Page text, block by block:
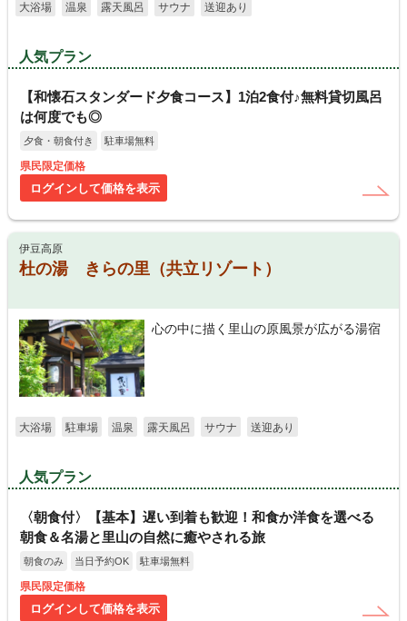
大浴場 温泉 露天風呂 サウナ 送迎あり
人気プラン
【和懐石スタンダード夕食コース】1泊2食付♪無料貸切風呂
は何度でも◎
夕食・朝食付き 駐車場無料
県民限定価格
ログインして価格を表示
伊豆高原
杜の湯 きらの里（共立リゾート）
心の中に描く里山の原風景が広がる湯宿
大浴場 駐車場 温泉 露天風呂 サウナ 送迎あり
人気プラン
〈朝食付〉【基本】遅い到着も歓迎！和食か洋食を選べる
朝食＆名湯と里山の自然に癒やされる旅
朝食のみ 当日予約OK 駐車場無料
県民限定価格
ログインして価格を表示